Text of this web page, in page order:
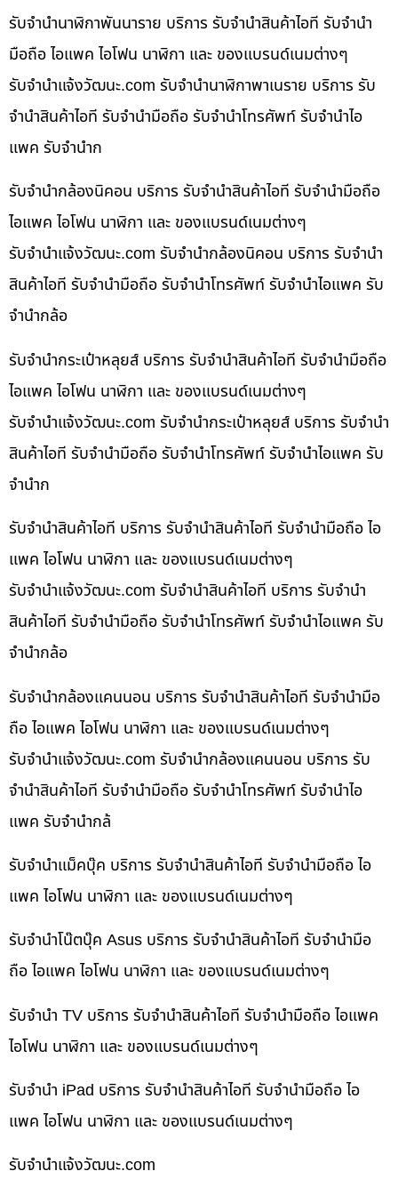
รับจำนำนาฬิกาพันนาราย บริการ รับจำนำสินค้าไอที รับจำนำ
มือถือ ไอแพค ไอโฟน นาฬิกา และ ของแบรนด์เนมต่างๆ
รับจํานําแจ้งวัฒนะ.com รับจำนำนาฬิกาพาเนราย บริการ รับ
จำนำสินค้าไอที รับจำนำมือถือ รับจำนำโทรศัพท์ รับจำนำไอ
แพค รับจำนำก
รับจำนำกล้องนิคอน บริการ รับจำนำสินค้าไอที รับจำนำมือถือ
ไอแพค ไอโฟน นาฬิกา และ ของแบรนด์เนมต่างๆ
รับจํานําแจ้งวัฒนะ.com รับจำนำกล้องนิคอน บริการ รับจำนำ
สินค้าไอที รับจำนำมือถือ รับจำนำโทรศัพท์ รับจำนำไอแพค รับ
จำนำกล้อ
รับจำนำกระเป๋าหลุยส์ บริการ รับจำนำสินค้าไอที รับจำนำมือถือ
ไอแพค ไอโฟน นาฬิกา และ ของแบรนด์เนมต่างๆ
รับจํานําแจ้งวัฒนะ.com รับจำนำกระเป๋าหลุยส์ บริการ รับจำนำ
สินค้าไอที รับจำนำมือถือ รับจำนำโทรศัพท์ รับจำนำไอแพค รับ
จำนำก
รับจำนำสินค้าไอที บริการ รับจำนำสินค้าไอที รับจำนำมือถือ ไอ
แพค ไอโฟน นาฬิกา และ ของแบรนด์เนมต่างๆ
รับจํานําแจ้งวัฒนะ.com รับจำนำสินค้าไอที บริการ รับจำนำ
สินค้าไอที รับจำนำมือถือ รับจำนำโทรศัพท์ รับจำนำไอแพค รับ
จำนำกล้อ
รับจำนำกล้องแคนนอน บริการ รับจำนำสินค้าไอที รับจำนำมือ
ถือ ไอแพค ไอโฟน นาฬิกา และ ของแบรนด์เนมต่างๆ
รับจํานําแจ้งวัฒนะ.com รับจำนำกล้องแคนนอน บริการ รับ
จำนำสินค้าไอที รับจำนำมือถือ รับจำนำโทรศัพท์ รับจำนำไอ
แพค รับจำนำกล้
รับจำนำแม็คบุ๊ค บริการ รับจำนำสินค้าไอที รับจำนำมือถือ ไอ
แพค ไอโฟน นาฬิกา และ ของแบรนด์เนมต่างๆ
รับจำนำโน๊ตบุ๊ค Asus บริการ รับจำนำสินค้าไอที รับจำนำมือ
ถือ ไอแพค ไอโฟน นาฬิกา และ ของแบรนด์เนมต่างๆ
รับจำนำ TV บริการ รับจำนำสินค้าไอที รับจำนำมือถือ ไอแพค
ไอโฟน นาฬิกา และ ของแบรนด์เนมต่างๆ
รับจำนำ iPad บริการ รับจำนำสินค้าไอที รับจำนำมือถือ ไอ
แพค ไอโฟน นาฬิกา และ ของแบรนด์เนมต่างๆ
รับจํานําแจ้งวัฒนะ.com